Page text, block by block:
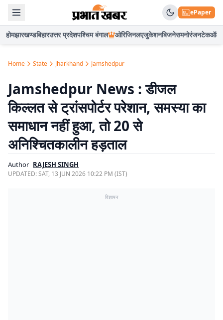
ePaper
होमझारखण्डबिहारउत्तर प्रदेशपश्चिम बंगाल ओरिजिनलएजुकेशनबिजनेसमनोरंजनटेकऑटो
Home State Jharkhand Jamshedpur
Jamshedpur News : डीजल
किल्लत से ट्रांसपोर्टर परेशान, समस्या का
समाधान नहीं हुआ, तो 20 से
अनिश्चितकालीन हड़ताल
Author RAJESH SINGH
UPDATED:SAT, 13 JUN 2026 10:22 PM (IST)
विज्ञापन